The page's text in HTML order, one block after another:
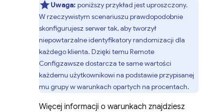
Uwaga: poniższy przykład jest uproszczony.
W rzeczywistym scenariuszu prawdopodobnie
skonfigurujesz serwer tak, aby tworzył
niepowtarzalne identyfikatory randomizacji dla
każdego klienta. Dzięki temu Remote
Configzawsze dostarcza te same wartości
każdemu użytkownikowi na podstawie przypisanej
mu grupy w warunkach opartych na procentach.
Więcej informacji o warunkach znajdziesz